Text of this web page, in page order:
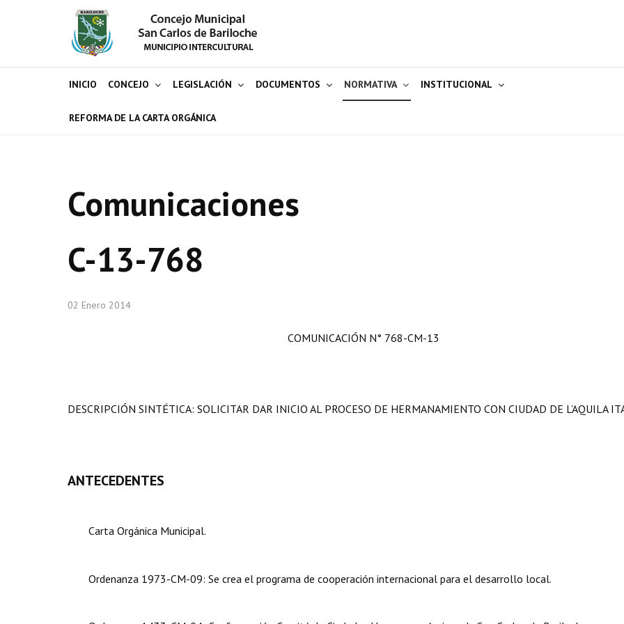
INICIO CONCEJO LEGISLACIÓN DOCUMENTOS NORMATIVA INSTITUCIONAL
REFORMA DE LA CARTA ORGÁNICA
Comunicaciones
C-13-768
02 Enero 2014
COMUNICACIÓN N° 768-CM-13
DESCRIPCIÓN SINTÉTICA: SOLICITAR DAR INICIO AL PROCESO DE HERMANAMIENTO CON CIUDAD DE L’AQUILA
ANTECEDENTES
Carta Orgánica Municipal.
Ordenanza 1973-CM-09: Se crea el programa de cooperación internacional para el desarrollo local.